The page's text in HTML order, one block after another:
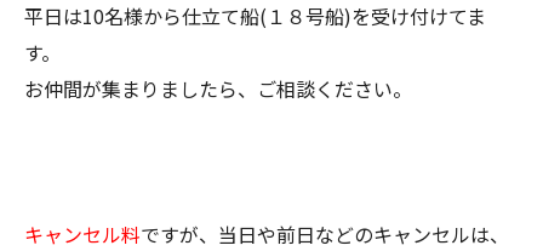
平日は10名様から仕立て船(１８号船)を受け付けてま
す。
お仲間が集まりましたら、ご相談ください。
キャンセル料ですが、当日や前日などのキャンセルは、